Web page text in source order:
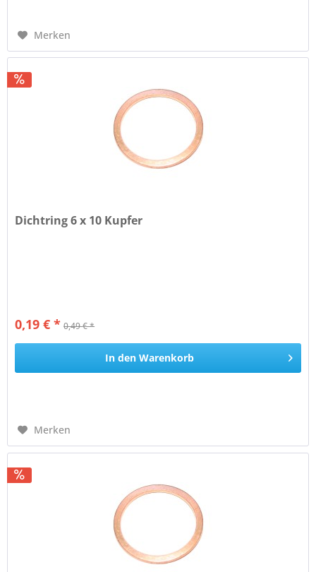
Merken
Dichtring 6 x 10 Kupfer
0,19 € * 0,49 € *
In den Warenkorb
Merken